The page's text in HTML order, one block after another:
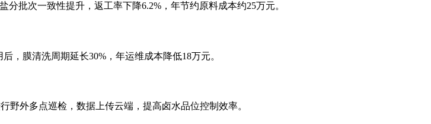
批次一致性提升，返工率下降6.2%，年节约原料成本约25万元。
，膜清洗周期延长30%，年运维成本降低18万元。
野外多点巡检，数据上传云端，提高卤水品位控制效率。